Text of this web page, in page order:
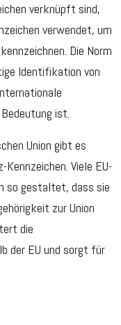
verknüpft sind,
verwendet, um
Die Norm
Identifikation von
ist.
Union gibt es
Viele EU-
so gestaltet, dass sie
zur Union
die
der EU und sorgt für